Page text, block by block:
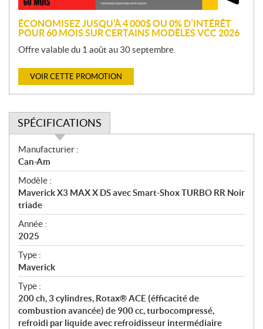
ÉCONOMISEZ JUSQU’À 4 000$ OU 0% D’INTÉRÊT
POUR 60 MOIS SUR CERTAINS MODÈLES VCC 2026
Offre valable du 1 août au 30 septembre.
VOIR CETTE PROMOTION
SPÉCIFICATIONS
S
p
é
c
i
f
i
c
a
t
i
o
n
s
Manufacturier :
Can-Am
Modèle :
Maverick X3 MAX X DS avec Smart-Shox TURBO RR Noir
triade
Année :
2025
Type :
Maverick
Type :
200 ch, 3 cylindres, Rotax® ACE (éfficacité de
combustion avancée) de 900 cc, turbocompressé,
refroidi par liquide avec refroidisseur intermédiaire